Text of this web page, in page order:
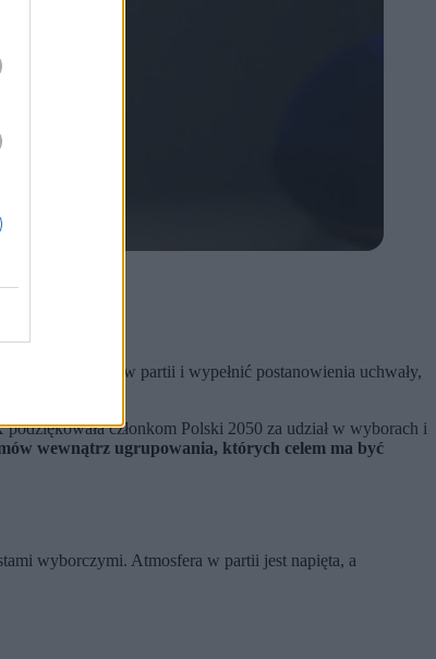
rozłamu w partii i wypełnić postanowienia uchwały,
członkom Polski 2050 za udział w wyborach i
wewnątrz ugrupowania, których celem ma być
wyborczymi. Atmosfera w partii jest napięta, a